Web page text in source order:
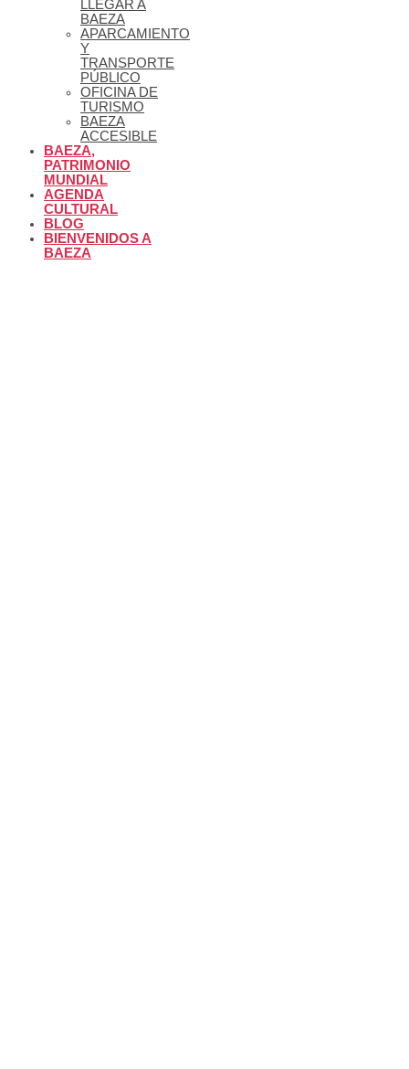
LLEGAR A
BAEZA
APARCAMIENTO
Y
TRANSPORTE
PÚBLICO
OFICINA DE
TURISMO
BAEZA
ACCESIBLE
BAEZA,
PATRIMONIO
MUNDIAL
AGENDA
CULTURAL
BLOG
BIENVENIDOS A
BAEZA